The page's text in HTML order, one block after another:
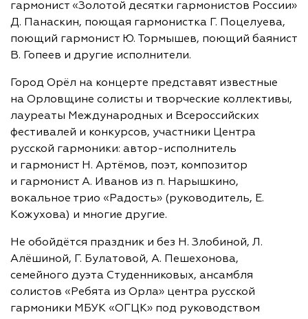
гармонист «Золотой десятки гармонистов России»
Д. Панаскин, поющая гармонистка Г. Поцелуева,
поющий гармонист Ю. Тормышев, поющий баянист
В. Гопеев и другие исполнители.
Город Орёл на концерте представят известные
на Орловщине солисты и творческие коллективы,
лауреаты Международных и Всероссийских
фестивалей и конкурсов, участники Центра
русской гармоники: автор-исполнитель
и гармонист Н. Артёмов, поэт, композитор
и гармонист А. Иванов из п. Нарышкино,
вокальное трио «Радость» (руководитель, Е.
Кожухова) и многие другие.
Не обойдётся праздник и без Н. Злобиной, Л.
Алёшиной, Г. Булатовой, А. Пешехонова,
семейного дуэта Студенниковых, ансамбля
солистов «Ребята из Орла» центра русской
гармоники МБУК «ОГЦК» под руководством